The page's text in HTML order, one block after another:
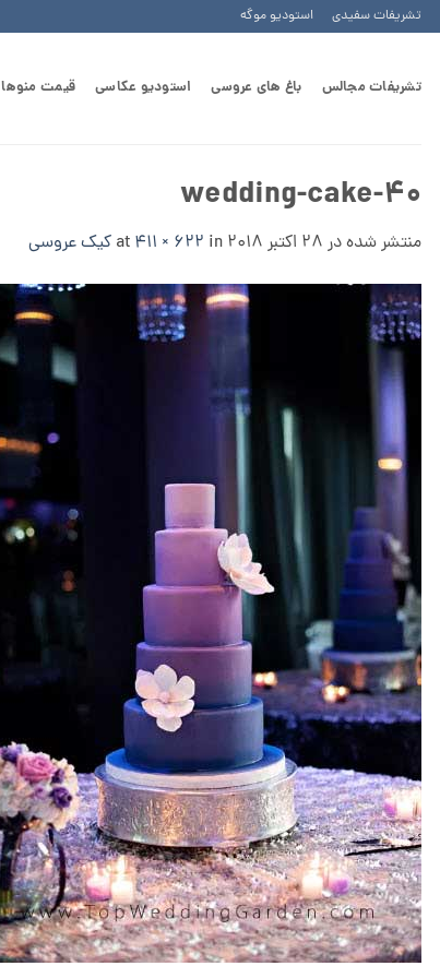
Skip
to
تشریفات سفیدی استودیو موگه
تشریفات مجالس باغ های عروسی استودیو عکاسی قیمت منوها
wedding-cake-40
منتشر شده در 28 اکتبر 2018 411 × 622 in کیک عروسی